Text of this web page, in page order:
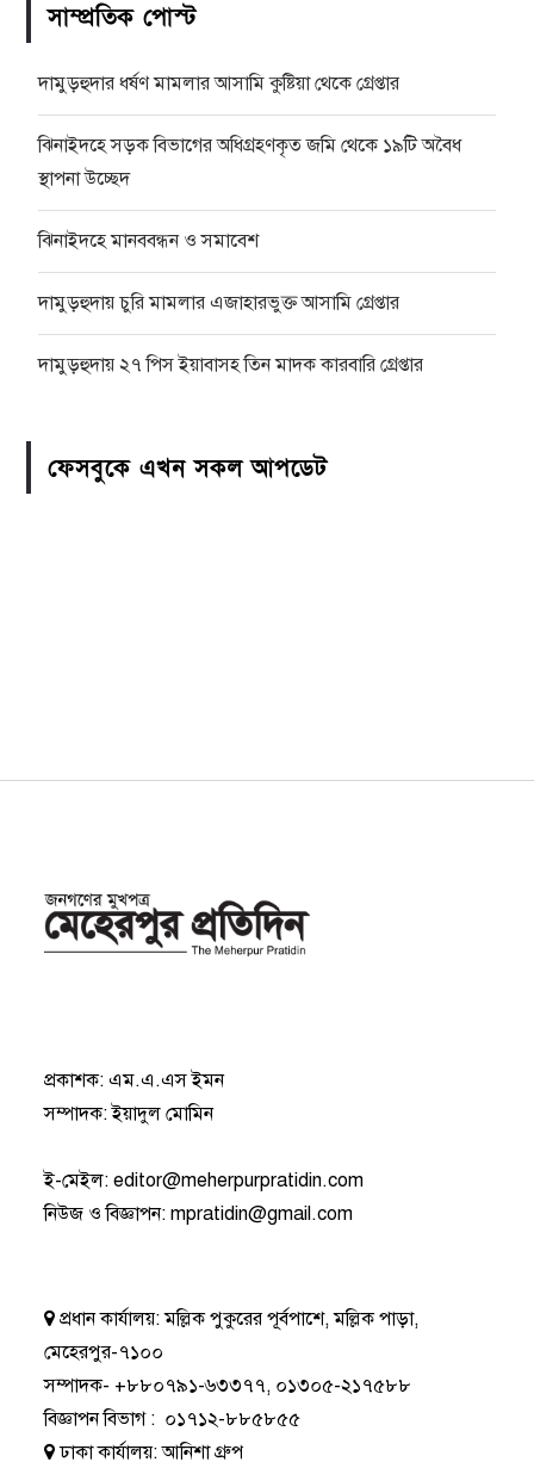
সাম্প্রতিক পোস্ট
দামুড়হুদার ধর্ষণ মামলার আসামি কুষ্টিয়া থেকে গ্রেপ্তার
ঝিনাইদহে সড়ক বিভাগের অধিগ্রহণকৃত জমি থেকে ১৯টি অবৈধ
স্থাপনা উচ্ছেদ
ঝিনাইদহে মানববন্ধন ও সমাবেশ
দামুড়হুদায় চুরি মামলার এজাহারভুক্ত আসামি গ্রেপ্তার
দামুড়হুদায় ২৭ পিস ইয়াবাসহ তিন মাদক কারবারি গ্রেপ্তার
ফেসবুকে এখন সকল আপডেট
প্রকাশক: এম.এ.এস ইমন
সম্পাদক: ইয়াদুল মোমিন
ই-মেইল:editor@meherpurpratidin.com
নিউজ ও বিজ্ঞাপন:mpratidin@gmail.com
প্রধান কার্যালয়:মল্লিক পুকুরের পূর্বপাশে, মল্লিক পাড়া,
মেহেরপুর-৭১০০
সম্পাদক- +৮৮০৭৯১-৬৩৩৭৭, ০১৩০৫-২১৭৫৮৮
বিজ্ঞাপন বিভাগ: ০১৭১২-৮৮৫৮৫৫
ঢাকা কার্যালয়:আনিশা গ্রুপ